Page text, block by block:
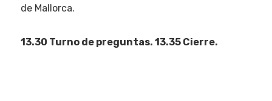
de Mallorca.
13.30 Turno de preguntas. 13.35 Cierre.